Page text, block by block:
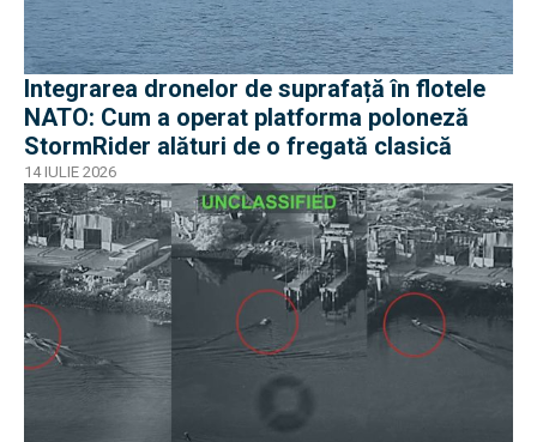
Integrarea dronelor de suprafață în flotele
NATO: Cum a operat platforma poloneză
StormRider alături de o fregată clasică
14 IULIE 2026